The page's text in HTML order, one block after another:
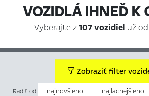
VOZIDLÁ IHNEĎ K
Vyberajte z107 vozidiel už
Zobraziť filter
Radiť od najnovšieho najlacnejšieho